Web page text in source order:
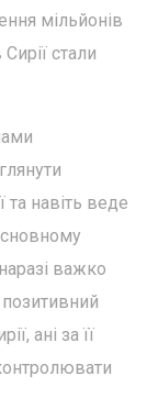
мільйонів
стали
та навіть веде
важко
позитивний
ані за її